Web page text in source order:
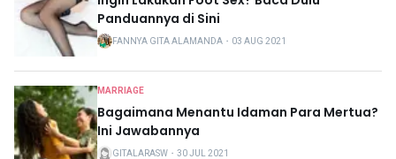
Panduannya di Sini
FANNYA GITA ALAMANDA ・ 03 AUG 2021
MARRIAGE
Bagaimana Menantu Idaman Para Mertua?
Ini Jawabannya
GITALARASW ・ 30 JUL 2021